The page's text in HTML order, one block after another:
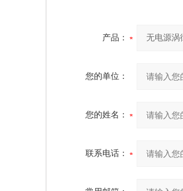
产品：
您的单位：
您的姓名：
联系电话：